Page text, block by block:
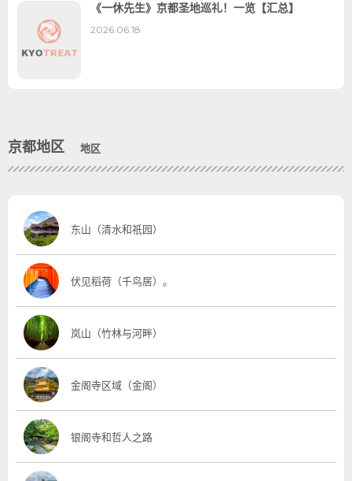
《一休先生》京都圣地巡礼！一览【汇总】
2026.06.18
京都地区 地区
东山（清水和祇园）
伏见稻荷（千鸟居）。
岚山（竹林与河畔）
金阁寺区域（金阁）
银阁寺和哲人之路